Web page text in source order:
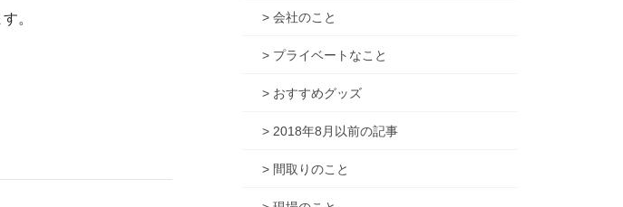
。
> 会社のこと
> プライベートなこと
> おすすめグッズ
> 2018年8月以前の記事
> 間取りのこと